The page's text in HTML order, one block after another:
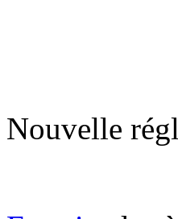
Nouvelle